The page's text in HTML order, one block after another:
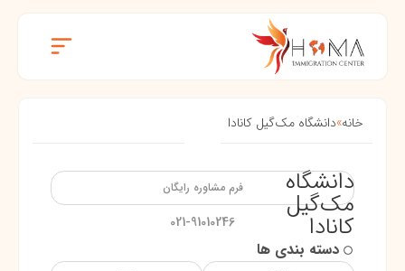
خانه»دانشگاه مک‌گیل کانادا
دانشگاه
مک‌گیل
کانادا
فرم مشاوره رایگان
021-91010246
دسته بندی ها